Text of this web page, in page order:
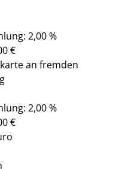
2,00 %
€
an fremden
2,00 %
€